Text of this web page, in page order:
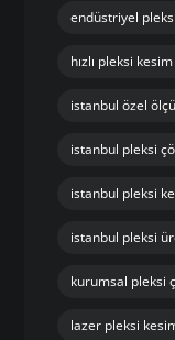
endüstriyel
hızlı pleksi
istanbul özel
istanbul pleksi
istanbul pleksi
istanbul pleksi
kurumsal pleksi
lazer pleksi